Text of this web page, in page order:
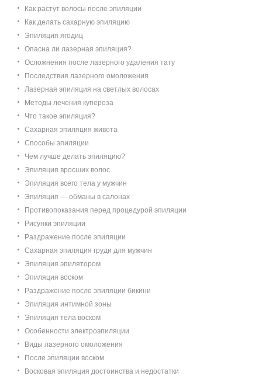
Как растут волосы после эпиляции
Как делать сахарную эпиляцию
Эпиляция ягодиц
Опасна ли лазерная эпиляция?
Осложнения после лазерного удаления тату
Последствия лазерного омоложения
Лазерная эпиляция на светлых волосах
Методы лечения купероза
Что такое эпиляция?
Сахарная эпиляция живота
Способы эпиляции
Чем лучше делать эпиляцию?
Эпиляция вросших волос
Эпиляция всего тела у мужчин
Эпиляция — обманы в салонах
Противопоказания перед процедурой эпиляции
Рисунки эпиляции
Раздражение после эпиляции
Сахарная эпиляция груди для мужчин
Эпиляция эпилятором
Эпиляция воском
Раздражение после эпиляции бикини
Эпиляция интимной зоны
Эпиляция тела воском
Особенности электроэпиляции
Виды лазерного омоложения
После эпиляции воском
Восковая эпиляция достоинства и недостатки